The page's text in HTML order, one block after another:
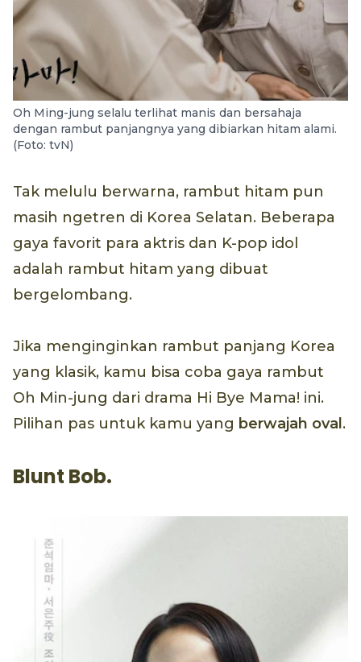
Oh Ming-jung selalu terlihat manis dan bersahaja
dengan rambut panjangnya yang dibiarkan hitam alami.
(Foto: tvN)
Tak melulu berwarna, rambut hitam pun
masih ngetren di Korea Selatan. Beberapa
gaya favorit para aktris dan K-pop idol
adalah rambut hitam yang dibuat
bergelombang.
Jika menginginkan rambut panjang Korea
yang klasik, kamu bisa coba gaya rambut
Oh Min-jung dari drama Hi Bye Mama! ini.
Pilihan pas untuk kamu yang berwajah oval .
Blunt Bob.